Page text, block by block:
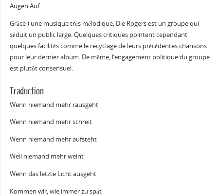
Augen Auf.
Grâce ) une musique très mélodique, Die Rogers est un groupe qui
séduit un public large. Quelques critiques pointent cependant
quelques facilités comme le recyclage de leurs précédentes chansons
pour leur dernier album. De même, l’engagement politique du groupe
est plutôt consensuel.
Traduction
Wenn niemand mehr rausgeht
Wenn niemand mehr schreit
Wenn niemand mehr aufsteht
Weil niemand mehr weint
Wenn das letzte Licht ausgeht
Kommen wir, wie immer zu spät